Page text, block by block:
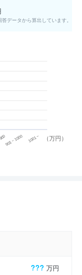
データから算出しています。
（万円）
901 ~ 1000 1001 ~
??? 万円